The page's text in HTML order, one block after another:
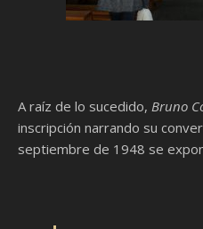
A raíz de lo sucedido, Bruno
inscripción narrando su
septiembre de 1948 se